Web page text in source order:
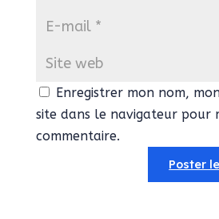
Enregistrer mon nom,
site dans le navigateur pour
commentaire.